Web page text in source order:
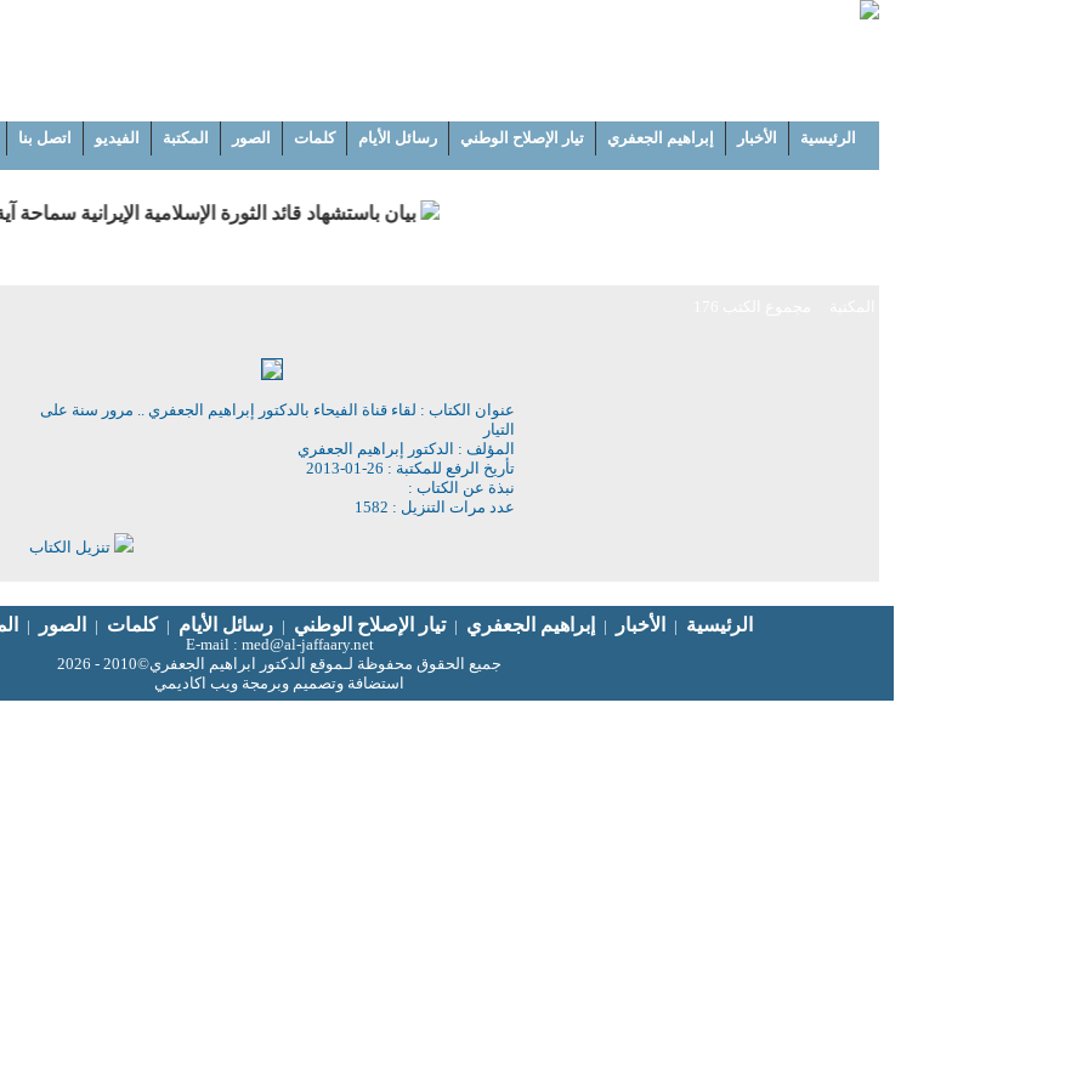
الرئيسية الأخبار إبراهيم الجعفري تيار الإصلاح الوطني رسائل الأيام كلمات الصور المكتبة الفيديو اتصل بنا
بيان باستشهاد قائد الثورة الإسلامية الإيرانية سماحة
عنوان الكتاب : لقاء قناة الفيحاء بالدكتور إبراهيم الجعفري .. مرور سنة على
التيار
المؤلف : الدكتور إبراهيم الجعفري
تأريخ الرفع للمكتبة : 26-01-2013
نبذة عن الكتاب :
عدد مرات التنزيل : 1582
تنزيل الكتاب
الرئيسية الأخبار إبراهيم الجعفري تيار الإصلاح الوطني رسائل الأيام كلمات الصور
E-mail : med@al-jaffaary.net
جميع الحقوق محفوظة لـموقع الدكتور ابراهيم الجعفري©2010 - 2026
استضافة وتصميم وبرمجة ويب اكاديمي